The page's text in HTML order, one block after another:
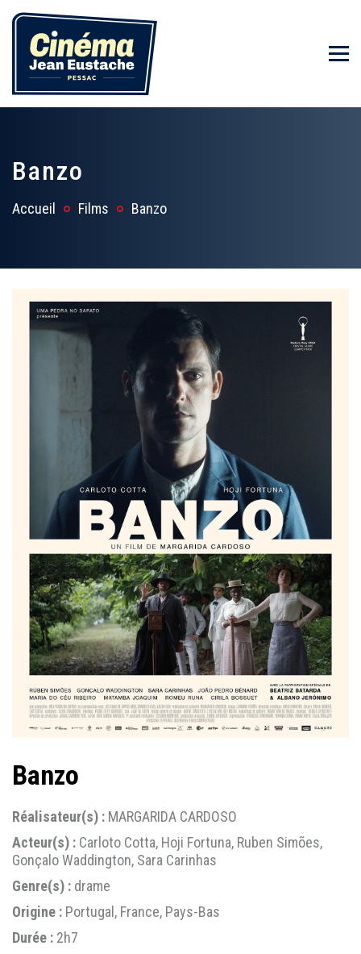
Banzo
Accueil Films Banzo
Banzo
Réalisateur(s) : MARGARIDA CARDOSO
Acteur(s) : Carloto Cotta, Hoji Fortuna, Ruben Simões,
Gonçalo Waddington, Sara Carinhas
Genre(s) : drame
Origine : Portugal, France, Pays-Bas
Durée : 2h7